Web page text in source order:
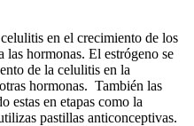
en el crecimiento de los
las hormonas. El estrógeno se
de la celulitis en la
hormonas. También las
estas en etapas como la
pastillas anticonceptivas.